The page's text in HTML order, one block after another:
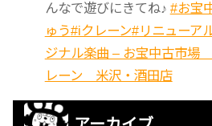
んなで遊びにきてね♪ #お宝
ゅう#iクレーン#リニューア
ジナル楽曲 – お宝中古市場
レーン 米沢・酒田店